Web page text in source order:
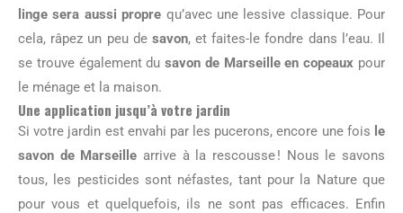
linge sera aussi propre qu’avec une lessive classique. Pour
cela, râpez un peu de savon, et faites-le fondre dans l’eau. Il
se trouve également dusavon de Marseille en copeaux pour
le ménage et la maison.
Une application jusqu’à votre jardin
Si votre jardin est envahi par les pucerons, encore une fois le
savon de Marseille arrive à la rescousse ! Nous le savons
tous, les pesticides sont néfastes, tant pour la Nature que
pour vous et quelquefois, ils ne sont pas efficaces. Enfin